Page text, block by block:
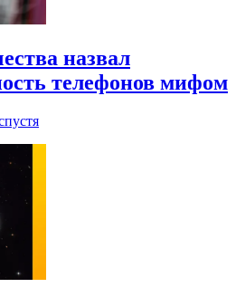
назвал
телефонов мифом